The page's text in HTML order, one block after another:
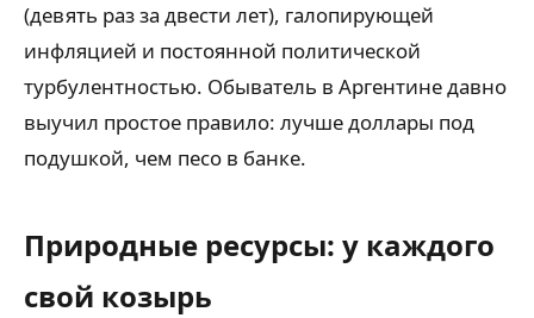
(девять раз за двести лет), галопирующей
инфляцией и постоянной политической
турбулентностью. Обыватель в Аргентине давно
выучил простое правило: лучше доллары под
подушкой, чем песо в банке.
Природные ресурсы: у каждого
свой козырь